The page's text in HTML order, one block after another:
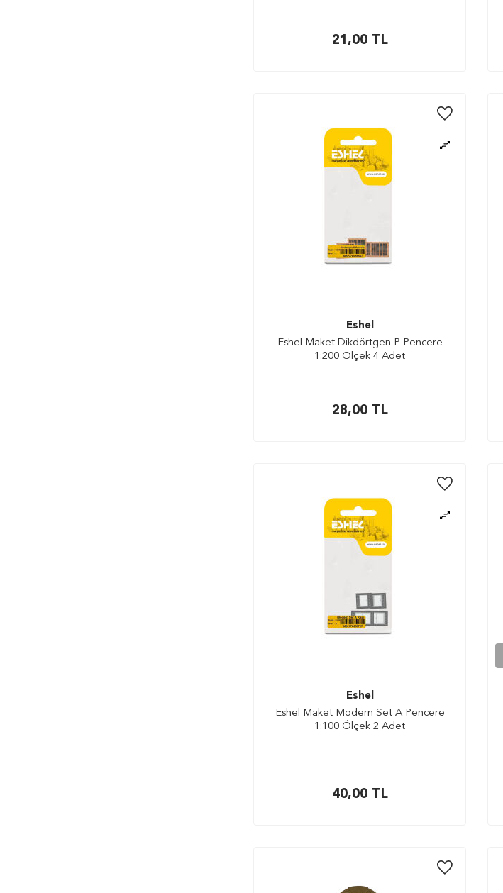
21,00TL
Eshel
Eshel Maket Dikdörtgen P Pencere
1:200 Ölçek 4 Adet
28,00TL
Eshel
Eshel Maket Modern Set A Pencere
1:100 Ölçek 2 Adet
40,00TL